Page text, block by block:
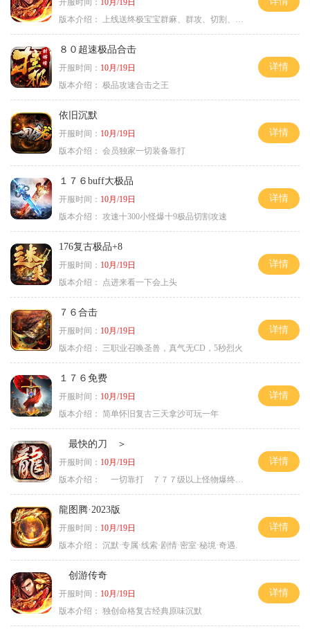
版本介绍：
上线送终极宝宝群麻、群攻、切割、吸血
８０超速极品合击
开服时间： 10月/19日
版本介绍： 极品攻速合击之王
详情
依旧沉默
开服时间： 10月/19日
版本介绍： 会员独家一切装备靠打
详情
１７６buff大极品
开服时间： 10月/19日
版本介绍： 攻速十300小怪爆十9极品切割攻速
详情
176复古极品+8
开服时间： 10月/19日
版本介绍：
点进来看一下会上头
详情
７６合击
开服时间： 10月/19日
版本介绍：
三职业召唤圣兽，真气无CD，5秒烈火
详情
１７６免费
开服时间： 10月/19日
版本介绍： 简单怀旧复古三天拿沙可玩一年
详情
最快的刀 ＞
开服时间： 10月/19日
版本介绍：
一切靠打 ７７７级以上怪物爆终极 ＞
详情
龍图腾·2023版
开服时间： 10月/19日
版本介绍： 沉默·专属·线索·剧情·密室·秘境·奇遇.
详情
创游传奇
开服时间： 10月/19日
版本介绍： 独创命格复古经典原味沉默
详情